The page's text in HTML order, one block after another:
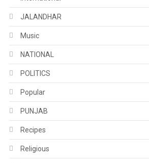
JALANDHAR
Music
NATIONAL
POLITICS
Popular
PUNJAB
Recipes
Religious